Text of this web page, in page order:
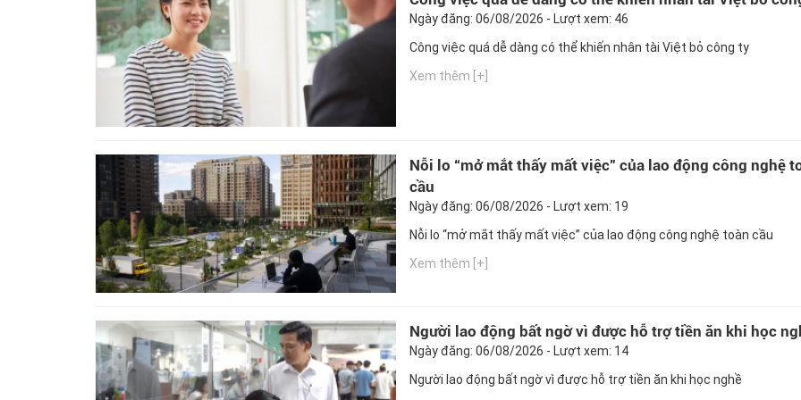
Ngày đăng: 06/08/2026 - Lượt xem: 46
Công việc quá dễ dàng có thể khiến nhân tài Việt bỏ công ty
Xem thêm [+]
Nỗi lo “mở mắt thấy mất việc” của lao động công nghệ
cầu
Ngày đăng: 06/08/2026 - Lượt xem: 19
Nỗi lo “mở mắt thấy mất việc” của lao động công nghệ toàn cầu
Xem thêm [+]
Người lao động bất ngờ vì được hỗ trợ tiền ăn khi học
Ngày đăng: 06/08/2026 - Lượt xem: 14
Người lao động bất ngờ vì được hỗ trợ tiền ăn khi học nghề